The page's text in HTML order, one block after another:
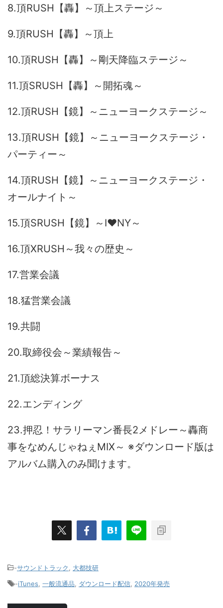
8.頂RUSH【轟】～頂上ステージ～
9.頂RUSH【轟】～頂上
10.頂RUSH【轟】～剛天降臨ステージ～
11.頂SRUSH【轟】～開拓魂～
12.頂RUSH【鏡】～ニューヨークステージ～
13.頂RUSH【鏡】～ニューヨークステージ・
パーティー～
14.頂RUSH【鏡】～ニューヨークステージ・
オールナイト～
15.頂SRUSH【鏡】～I♥NY～
16.頂XRUSH～我々の歴史～
17.営業会議
18.猛営業会議
19.共闘
20.取締役会～業績報告～
21.頂総決算ボーナス
22.エンディング
23.押忍！サラリーマン番長2メドレー～轟商
事をなめんじゃねぇMIX～ ※ダウンロード版は
アルバム購入のみ聞けます。
-サウンドトラック
大都技研
-iTunes 一般流通品 ダウンロード配信 2020年発売